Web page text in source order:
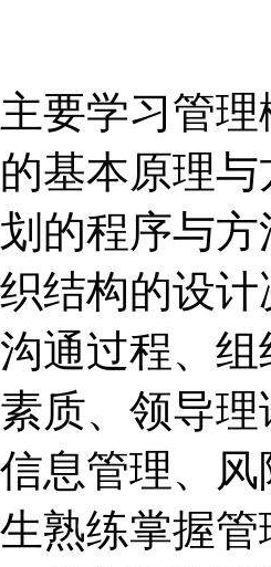
学习管理
基本原理
的程序与
结构的设
通过程、
质、领导
息管理、
熟练掌握